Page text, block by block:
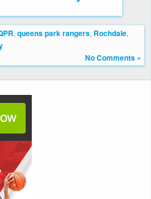
, queens park rangers, Rochdale,
No Comments »